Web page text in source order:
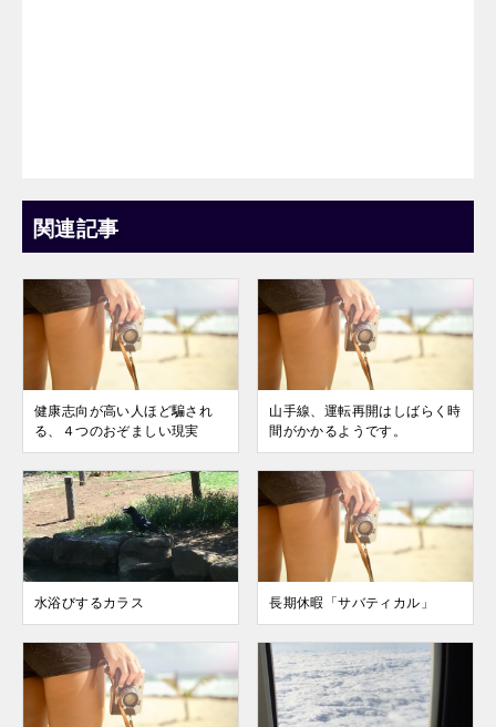
関連記事
健康志向が高い人ほど騙され
る、４つのおぞましい現実
山手線、運転再開はしばらく時
間がかかるようです。
水浴びするカラス 長期休暇「サバティカル」